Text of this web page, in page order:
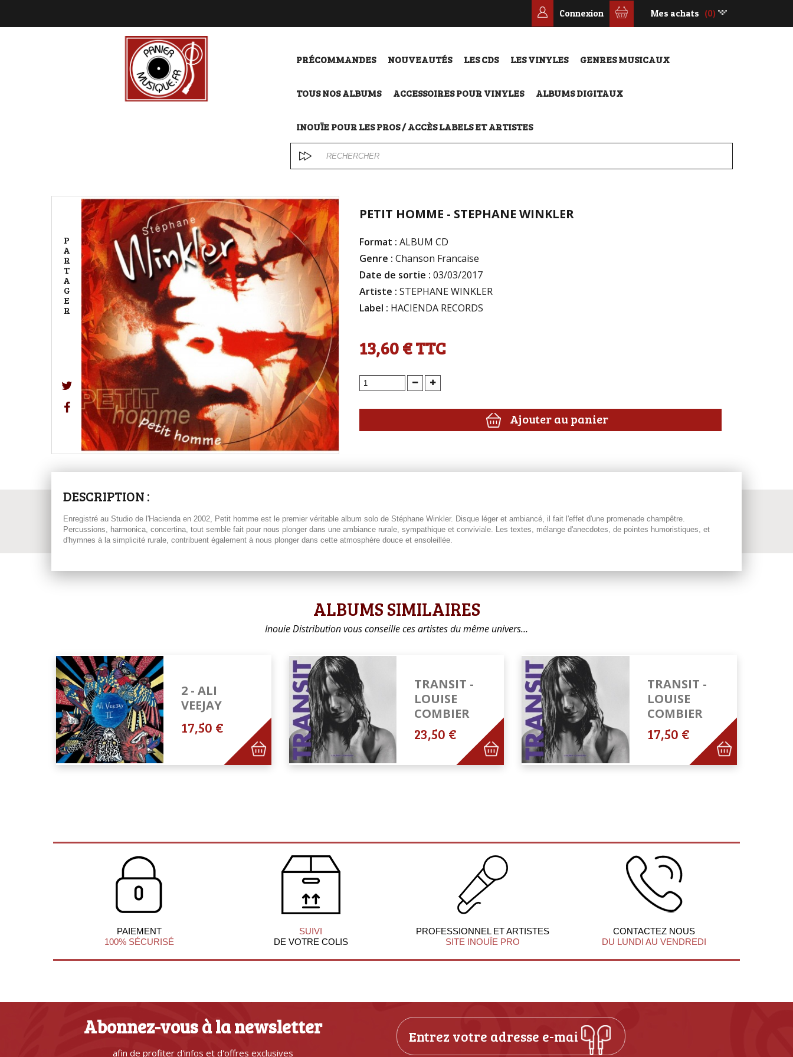
Mes achats (0)
Connexion
PRÉCOMMANDES NOUVEAUTÉS LES CDS LES VINYLES GENRES MUSICAUX
TOUS NOS ALBUMS ACCESSOIRES POUR VINYLES ALBUMS DIGITAUX
INOUÏE POUR LES PROS / ACCÈS LABELS ET ARTISTES
P
A
R
T
A
G
E
R
PETIT HOMME - STEPHANE WINKLER
Format : ALBUM CD
Genre : Chanson Francaise
Date de sortie : 03/03/2017
Artiste : STEPHANE WINKLER
Label : HACIENDA RECORDS
13,60 €TTC
Ajouter au panier
DESCRIPTION :
Enregistré au Studio de l'Hacienda en 2002, Petit homme est le premier véritable album solo de Stéphane Winkler. Disque léger et ambiancé, il fait l'effet d'une promenade champêtre.
Percussions, harmonica, concertina, tout semble fait pour nous plonger dans une ambiance rurale, sympathique et conviviale. Les textes, mélange d'anecdotes, de pointes humoristiques, et
d'hymnes à la simplicité rurale, contribuent également à nous plonger dans cette atmosphère douce et ensoleillée.
ALBUMS SIMILAIRES
Inouie Distribution vous conseille ces artistes du même univers…
2 - ALI
VEEJAY
17,50 €
TRANSIT -
LOUISE
COMBIER
23,50 €
TRANSIT -
LOUISE
COMBIER
17,50 €
PAIEMENT
100% SÉCURISÉ
SUIVI
DE VOTRE COLIS
PROFESSIONNEL ET ARTISTES
SITE INOUÏE PRO
CONTACTEZ NOUS
DU LUNDI AU VENDREDI
Abonnez-vous à la newsletter
afin de profiter d'infos et d'offres exclusives